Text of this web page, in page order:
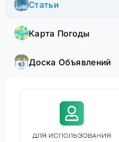
Статьи
Карта Погоды
Доска Объявлений